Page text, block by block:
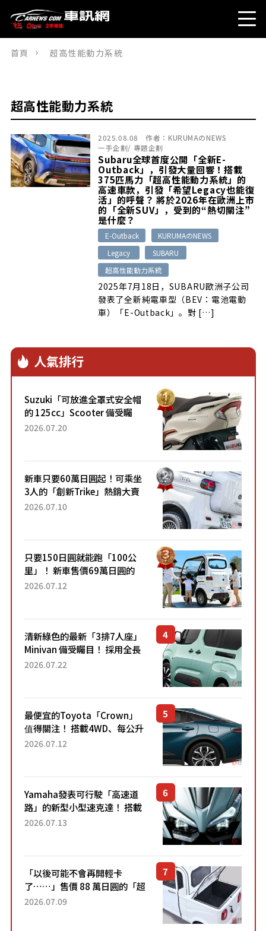
首頁 超高性能動力系統
超高性能動力系統
2025.08.08 作者： KURUMAのNEWS
一手企劃/ 專題企劃
Subaru全球首度公開「全新E-
Outback」，引發大量回響！搭載
375匹馬力「超高性能動力系統」的
高速車款，引發「希望Legacy也能復
活」的呼聲？ 將於2026年在歐洲上市
的「全新SUV」，受到的“熱切關注”
是什麼？
E-Outback
KURUMAのNEWS
Legacy
SUBARU
超高性能動力系統
2025年7月18日，SUBARU歐洲子公司
發表了全新純電車型（BEV：電池電動
車）「E-Outback」。對 […]
人氣排行
Suzuki「可放進全罩式安全帽
的 125cc」Scooter 備受矚
目！採用全新流線設計與各項
2026.07.20
新車只要60萬日圓起！可乘坐
3人的「創新Trike」熱銷大賣
成為人氣車款！「養車成本真
2026.07.10
只要150日圓就能跑「100公
里」！ 新車售價69萬日圓的
「3人座」Trike大受歡迎！ 順
2026.07.12
清新綠色的最新「3排7人座」
Minivan 備受矚目！ 採用全長
4.7公尺剛剛好的車身尺寸與
2026.07.22
最便宜的Toyota「Crown」
值得關注！ 搭載4WD、每公升
22.4公里低油耗表現超亮眼！
2026.07.12
Yamaha發表可行駛「高速道
路」的新型小型速克達！ 搭載
能享受超強勁「渦輪感」的動
2026.07.13
「以後可能不會再開輕卡
了……」售價 88 萬日圓的「超
迷你輕型貨車」引發兩極評
2026.07.09